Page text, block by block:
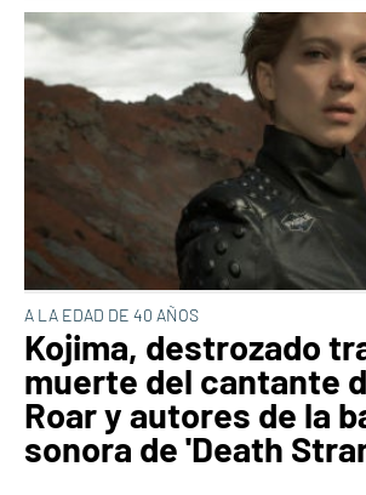
A LA EDAD DE 40 AÑOS
Kojima, destrozado
muerte del cantante
Roar y autores de la
sonora de 'Death